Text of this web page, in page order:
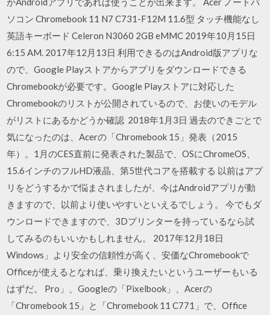
ソコン Chromebook 11 N7 C731-F12M 11.6型 タッチ機能なし
英語キーボード Celeron N3060 2GB eMMC 2019年10月15日
6:15 AM. 2017年12月13日 利用できるのはAndroid版アプリな
ので、Google Playストアからアプリをダウンロードできる
Chromebookが必要です。Google Playストアに対応した
Chromebookのリストが公開されているので、お使いのモデル
がリストにあるかどうか確認 2018年1月3日 過去のできごとで
気になったのは、Acerの「Chromebook 15」発表（2015
年）。1月のCES直前に発表された製品で、OSにChromeOS、
15.6インチのフルHD液晶、第5世代コアを搭載する 以前はアプ
リをどうするかで悩まされましたが、今はAndroidアプリが動
きますので、以前より使いやすいといえるでしょう。 今でもダ
ウンロードできますので、3Dプリンターを持っているなら試
してみるのもいいかもしれません。 2017年12月18日
Windows」より安全の信頼性が高く、安価なChromebookで
Officeが使えるとなれば、乗り換えたいというユーザーもいる
はずだ。 Pro」、Googleの「Pixelbook」、Acerの
「Chromebook 15」と「Chromebook 11 C771」で、Office